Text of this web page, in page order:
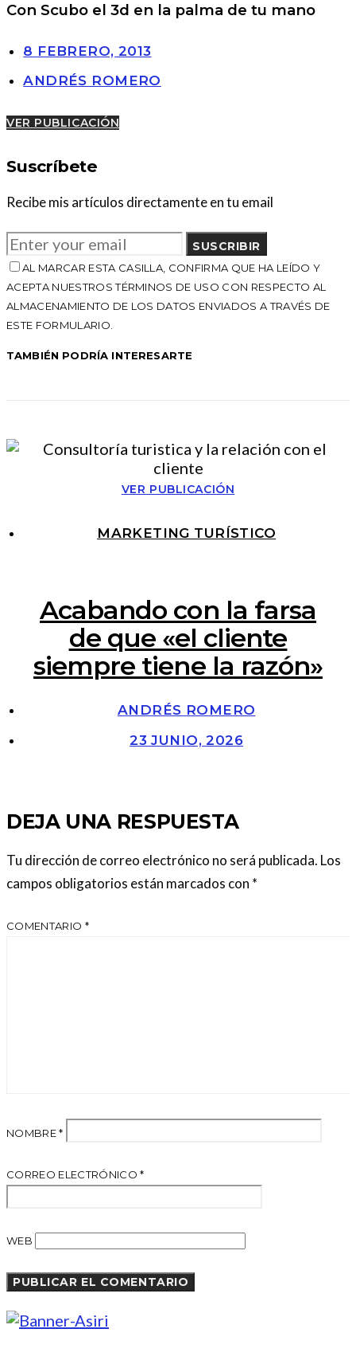
Con Scubo el 3d en la palma de tu mano
8 FEBRERO, 2013
ANDRÉS ROMERO
VER PUBLICACIÓN
Suscríbete
Recibe mis artículos directamente en tu email
SUSCRIBIR
AL MARCAR ESTA CASILLA, CONFIRMA QUE HA LEÍDO Y
ACEPTA NUESTROS TÉRMINOS DE USO CON RESPECTO AL
ALMACENAMIENTO DE LOS DATOS ENVIADOS A TRAVÉS DE
ESTE FORMULARIO.
TAMBIÉN PODRÍA INTERESARTE
VER PUBLICACIÓN
MARKETING TURÍSTICO
Acabando con la farsa
de que «el cliente
siempre tiene la razón»
ANDRÉS ROMERO
23 JUNIO, 2026
DEJA UNA RESPUESTA
Tu dirección de correo electrónico no será publicada. Los
campos obligatorios están marcados con *
COMENTARIO *
NOMBRE*
CORREO ELECTRÓNICO*
WEB